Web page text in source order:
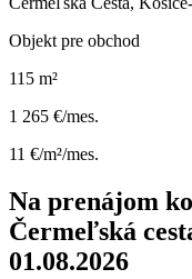
Objekt pre obchod
115 m²
1 265 €/mes.
11 €/m²/mes.
Na prenájom
Čermeľská
01.08.2026